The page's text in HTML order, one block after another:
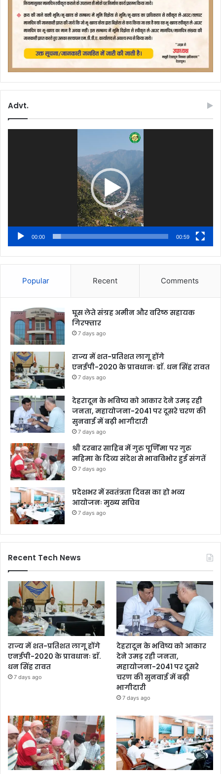
Advt.
00:00 00:59
Popular Recent Comments
घूस लेते संग्रह अमीन और वरिष्ठ सहायक
गिरफ्तार
7 days ago
राज्य में शत-प्रतिशत लागू होंगे
एनईपी-2020 के प्रावधानः डाॅ. धन सिंह रावत
7 days ago
देहरादून के भविष्य को आकार देने उमड़ रही
जनता, महायोजना-2041 पर दूसरे चरण की
सुनवाई में बढ़ी भागीदारी
7 days ago
श्री दरबार साहिब में गुरु पूर्णिमा पर गुरु
महिमा के दिव्य संदेश से भावविभोर हुई संगतें
7 days ago
प्रदेशभर में स्वतंत्रता दिवस का हो भव्य
आयोजनः मुख्य सचिव
7 days ago
Recent Tech News
राज्य में शत-प्रतिशत लागू होंगे
एनईपी-2020 के प्रावधानः डाॅ.
धन सिंह रावत
7 days ago
देहरादून के भविष्य को आकार
देने उमड़ रही जनता,
महायोजना-2041 पर दूसरे
चरण की सुनवाई में बढ़ी
भागीदारी
7 days ago